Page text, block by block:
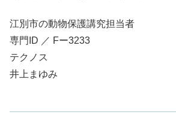
江別市の動物保護講究担当者
専門ID ／ Fー3233
テクノス
井上まゆみ